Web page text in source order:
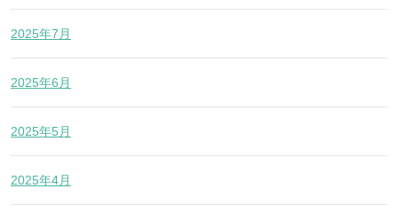
2025年7月
2025年6月
2025年5月
2025年4月